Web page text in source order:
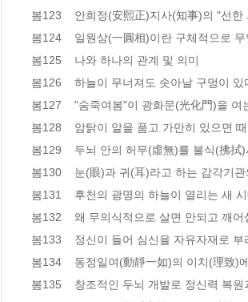
봄123    안희정(安熙正)지사(知事)의 "선
봄124    일원상(一圓相)이란 구체적으로
봄125    나와 하나의 관계 및 의미
봄126    하늘이 무너져도 솟아날 구멍이 있
봄127    "숨죽여봄"이 광화문(光化門)을 여
봄128    암탉이 알을 품고 가만히 있으면
봄129    두뇌 안의 허무(虛無)를 불식(拂
봄130    눈(眼)과 귀(耳)라고 하는 감각기
봄131    후천의 광명의 하늘이 열리는 새
봄132    왜 무의식적으로 살면 안되고 깨어
봄133    정신이 들어 심신을 자유자재로
봄134    동정일여(動靜一如)의 이치(理致)
봄135    창조적인 두뇌 개발로 정신력 복